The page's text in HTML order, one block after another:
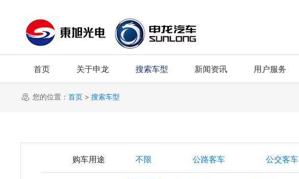
首页 关于申龙 搜索车型 新闻资讯 用户服务
您的位置： 首页 > 搜索车型
购车用途 不限 公路客车 公交客车